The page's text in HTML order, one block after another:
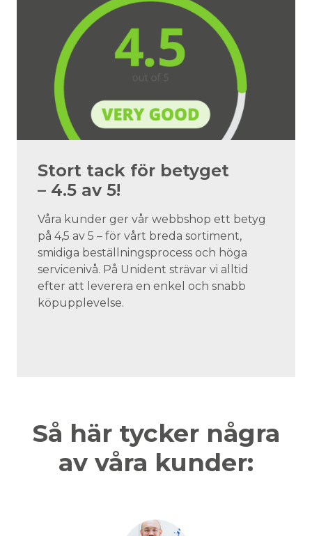
Stort tack för betyget
– 4.5 av 5!
Våra kunder ger vår webbshop ett betyg
på 4,5 av 5 – för vårt breda sortiment,
smidiga beställningsprocess och höga
servicenivå. På Unident strävar vi alltid
efter att leverera en enkel och snabb
köpupplevelse.
Så här tycker några
av våra kunder: